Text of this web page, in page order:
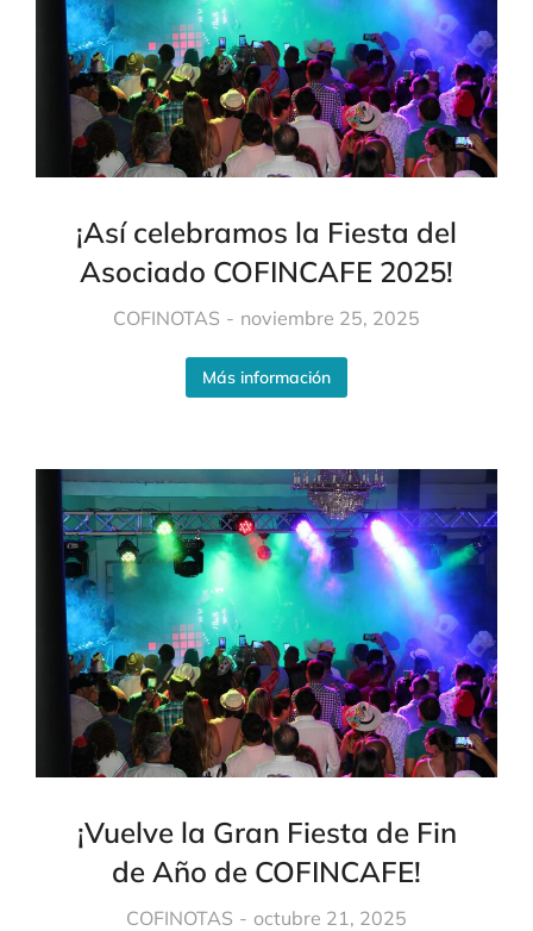
¡Así celebramos la Fiesta del
Asociado COFINCAFE 2025!
COFINOTAS noviembre 25, 2025
Más información
¡Vuelve la Gran Fiesta de Fin
de Año de COFINCAFE!
COFINOTAS octubre 21, 2025